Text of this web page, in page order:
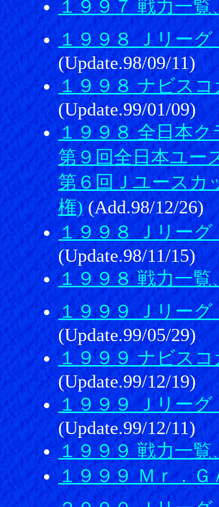
１９９７ 戦力一
１９９８ Ｊリー
(Update.98/09/11)
１９９８ ナビス
(Update.99/01/09)
１９９８ 全日本
第９回全日本ユー
第６回Ｊユースカ
権)(Add.98/12/26)
１９９８ Ｊリー
(Update.98/11/15)
１９９８ 戦力一覧
１９９９ Ｊリー
(Update.99/05/29)
１９９９ ナビス
(Update.99/12/19)
１９９９ Ｊリー
(Update.99/12/11)
１９９９ 戦力一
１９９９ Ｍｒ．